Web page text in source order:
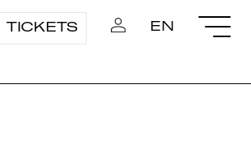
TICKETS EN